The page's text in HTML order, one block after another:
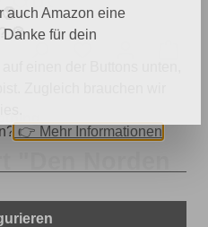
🍪
👉 Mehr Informationen
auch Amazon eine
für dein